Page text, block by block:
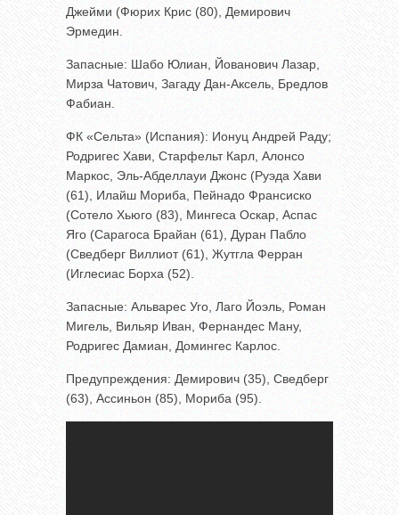
Джейми (Фюрих Крис (80), Демирович
Эрмедин.
Запасные: Шабо Юлиан, Йованович Лазар,
Мирза Чатович, Загаду Дан-Аксель, Бредлов
Фабиан.
ФК «Сельта» (Испания): Ионуц Андрей Раду;
Родригес Хави, Старфельт Карл, Алонсо
Маркос, Эль-Абделлауи Джонс (Руэда Хави
(61), Илайш Мориба, Пейнадо Франсиско
(Сотело Хьюго (83), Мингеса Оскар, Аспас
Яго (Сарагоса Брайан (61), Дуран Пабло
(Сведберг Виллиот (61), Жутгла Ферран
(Иглесиас Борха (52).
Запасные: Альварес Уго, Лаго Йоэль, Роман
Мигель, Вильяр Иван, Фернандес Ману,
Родригес Дамиан, Домингес Карлос.
Предупреждения: Демирович (35), Сведберг
(63), Ассиньон (85), Мориба (95).